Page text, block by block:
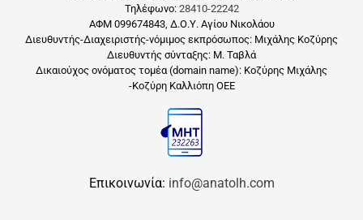
Τηλέφωνο: 28410-22242
ΑΦΜ 099674843, Δ.Ο.Υ. Αγίου Νικολάου
Διευθυντής-Διαχειριστής-νόμιμος εκπρόσωπος: Μιχάλης Κοζύρης
Διευθυντής σύνταξης: Μ. Ταβλά
Δικαιούχος ονόματος τομέα (domain name): Κοζύρης Μιχάλης
-Κοζύρη Καλλιόπη ΟΕΕ
Επικοινωνία: info@anatolh.com